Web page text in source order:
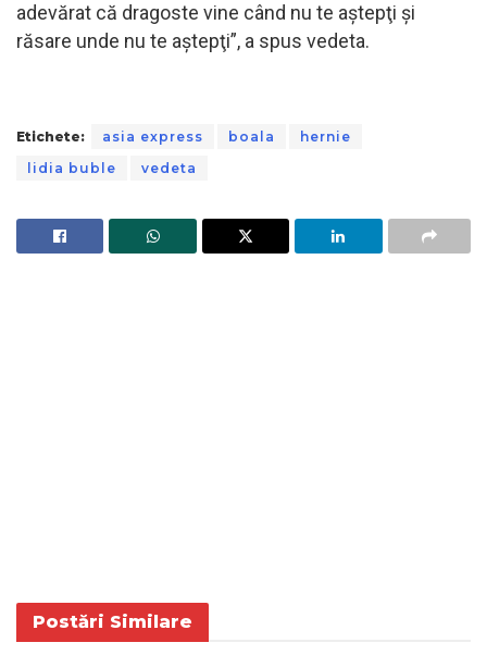
adevărat că dragoste vine când nu te aştepţi şi
răsare unde nu te aştepţi”, a spus vedeta.
Etichete: asia express boala
hernie
lidia buble
vedeta
Postări Similare